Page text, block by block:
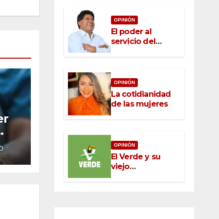
OPINIÓN
El poder al
servicio del
pueblo: la nueva
México
OPINIÓN
La cotidianidad
de las mujeres
OPINIÓN
El Verde y su
viejo
oportunismo